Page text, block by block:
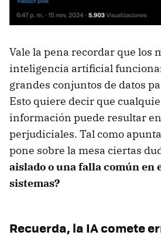
Vale la pena recordar que los
inteligencia artificial
grandes conjuntos de datos
Esto quiere decir que
información puede resultar
perjudiciales. Tal como
pone sobre la mesa ciertas
aislado o una falla común en
sistemas?
Recuerda, la IA comete